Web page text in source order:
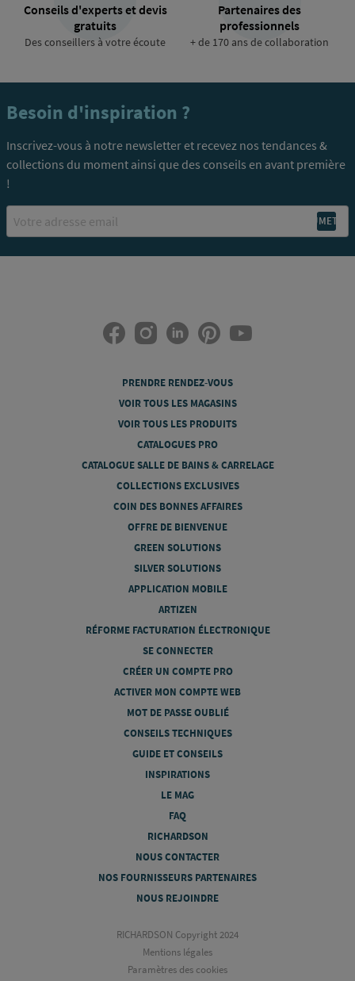
Conseils d'experts et devis
gratuits
Des conseillers à votre écoute
Partenaires des
professionnels
+ de 170 ans de collaboration
Besoin d'inspiration ?
Inscrivez-vous à notre newsletter et recevez nos tendances &
collections du moment ainsi que des conseils en avant première
!
Email
PRENDRE RENDEZ-VOUS
VOIR TOUS LES MAGASINS
VOIR TOUS LES PRODUITS
CATALOGUES PRO
CATALOGUE SALLE DE BAINS & CARRELAGE
COLLECTIONS EXCLUSIVES
COIN DES BONNES AFFAIRES
OFFRE DE BIENVENUE
GREEN SOLUTIONS
SILVER SOLUTIONS
APPLICATION MOBILE
ARTIZEN
RÉFORME FACTURATION ÉLECTRONIQUE
SE CONNECTER
CRÉER UN COMPTE PRO
ACTIVER MON COMPTE WEB
MOT DE PASSE OUBLIÉ
CONSEILS TECHNIQUES
GUIDE ET CONSEILS
INSPIRATIONS
LE MAG
FAQ
RICHARDSON
NOUS CONTACTER
NOS FOURNISSEURS PARTENAIRES
NOUS REJOINDRE
RICHARDSON Copyright 2024
Mentions légales
Paramètres des cookies